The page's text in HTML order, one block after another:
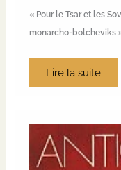
« Pour le Tsar et les
monarcho-bolcheviks
Lire la suite